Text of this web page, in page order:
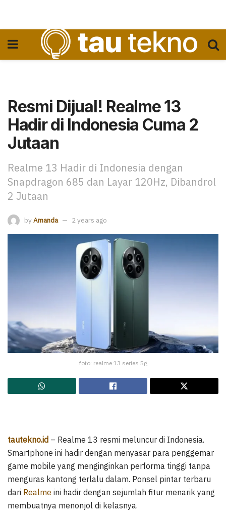
Resmi Dijual! Realme 13
Hadir di Indonesia Cuma 2
Jutaan
Realme 13 Hadir di Indonesia dengan
Snapdragon 685 dan Layar 120Hz, Dibandrol
2 Jutaan
by Amanda 2 years ago
foto: realme 13 series 5g
tautekno.id – Realme 13 resmi meluncur di Indonesia.
Smartphone ini hadir dengan menyasar para penggemar
game mobile yang menginginkan performa tinggi tanpa
menguras kantong terlalu dalam. Ponsel pintar terbaru
dari Realme ini hadir dengan sejumlah fitur menarik yang
membuatnya menonjol di kelasnya.